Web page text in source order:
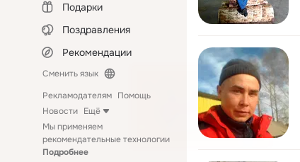
Подарки
Поздравления
Рекомендации
Сменить язык
Рекламодателям Помощь
Новости Ещё
Мы применяем
рекомендательные технологии
Подробнее